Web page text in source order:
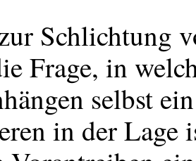
Schlichtung
Frage, in
selbst
in der Lage